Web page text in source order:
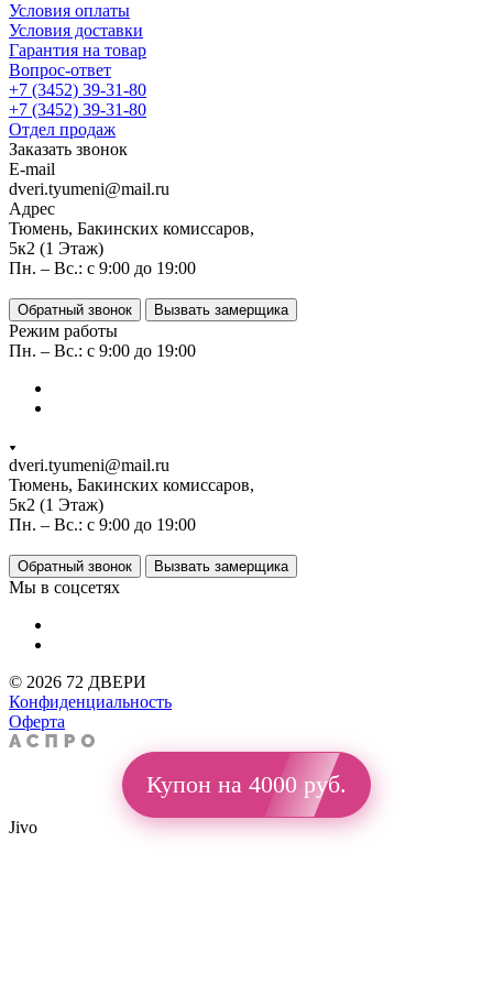
Условия оплаты
Условия доставки
Гарантия на товар
Вопрос-ответ
+7 (3452) 39-31-80
+7 (3452) 39-31-80
Отдел продаж
Заказать звонок
E-mail
dveri.tyumeni@mail.ru
Адрес
Тюмень, Бакинских комиссаров,
5к2 (1 Этаж)
Пн. – Вс.: с 9:00 до 19:00
Обратный звонок Вызвать замерщика
Режим работы
Пн. – Вс.: с 9:00 до 19:00
dveri.tyumeni@mail.ru
Тюмень, Бакинских комиссаров,
5к2 (1 Этаж)
Пн. – Вс.: с 9:00 до 19:00
Обратный звонок Вызвать замерщика
Мы в соцсетях
© 2026 72 ДВЕРИ
Конфиденциальность
Оферта
Купон на 4000 руб.
Jivo